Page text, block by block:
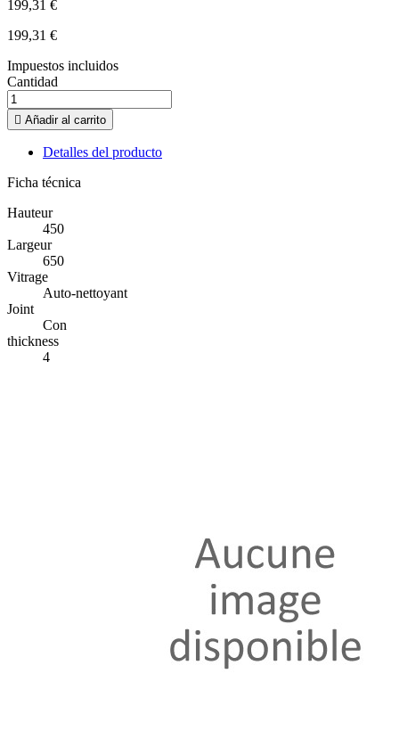
199,31 €
199,31 €
Impuestos incluidos
Cantidad
 Añadir al carrito
Detalles del producto
Ficha técnica
Hauteur
450
Largeur
650
Vitrage
Auto-nettoyant
Joint
Con
thickness
4